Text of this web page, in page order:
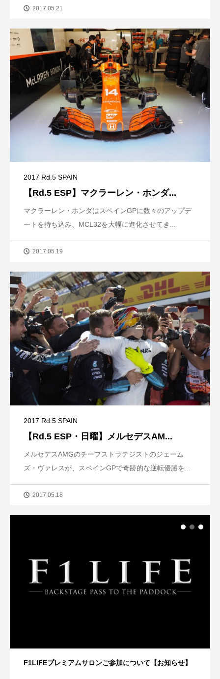
2017.05.21
2017 Rd.5 SPAIN
【Rd.5 ESP】マクラーレン・ホンダ...
マクラーレン・ホンダはスペインGPに数々のアップデ
ートを持ち込み、MCL32を大幅に進化させてき...
2017.05.19
2017 Rd.5 SPAIN
【Rd.5 ESP・日曜】メルセデスAM...
メルセデスAMGのチーフストラテジストのジェーム
ズ・ヴァレスが、スペインGPで奇跡的な逆転優勝を...
2017.05.18
F1LIFEプレミアムサロンご参加について【お知らせ】